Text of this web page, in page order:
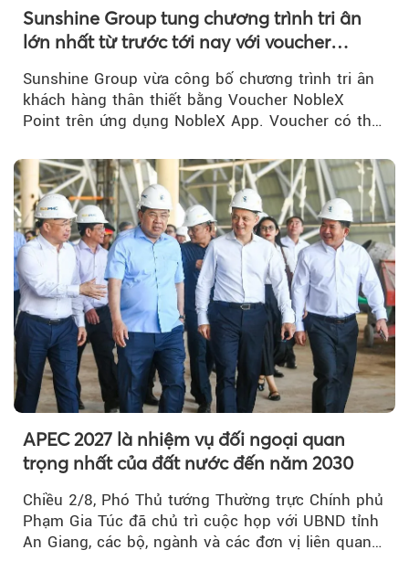
Sunshine Group tung chương trình tri ân
lớn nhất từ trước tới nay với voucher
NobleX Point cho khách hàng thân thiết
Sunshine Group vừa công bố chương trình tri ân
khách hàng thân thiết bằng Voucher NobleX
Point trên ứng dụng NobleX App. Voucher có thể
APEC 2027 là nhiệm vụ đối ngoại quan
trọng nhất của đất nước đến năm 2030
Chiều 2/8, Phó Thủ tướng Thường trực Chính phủ
Phạm Gia Túc đã chủ trì cuộc họp với UBND tỉnh
An Giang, các bộ, ngành và các đơn vị liên quan